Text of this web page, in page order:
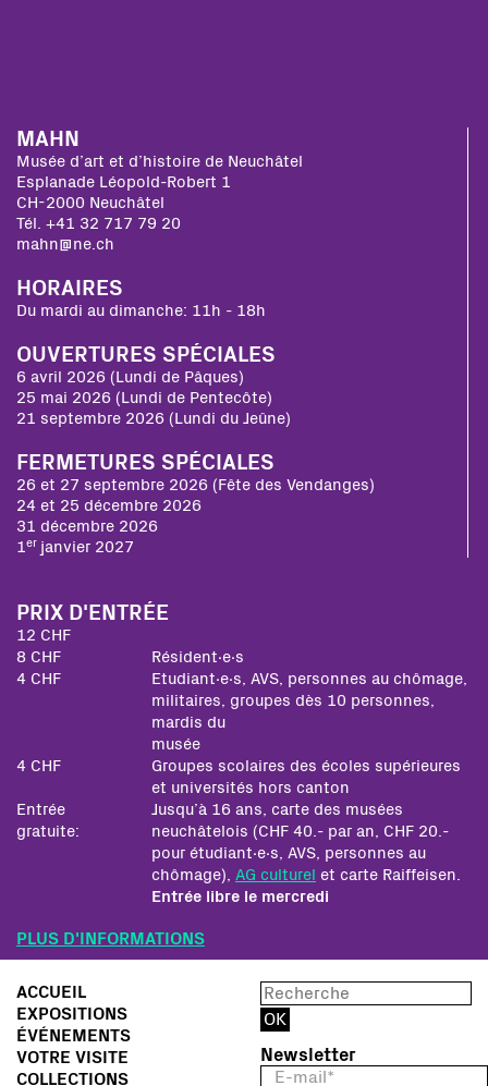
MAHN
Musée d’art et d’histoire de Neuchâtel
Esplanade Léopold-Robert 1
CH-2000 Neuchâtel
Tél. +41 32 717 79 20
mahn@ne.ch
HORAIRES
Du mardi au dimanche: 11h - 18h
OUVERTURES SPÉCIALES
6 avril 2026 (Lundi de Pâques)
25 mai 2026 (Lundi de Pentecôte)
21 septembre 2026 (Lundi du Jeûne)
FERMETURES SPÉCIALES
26 et 27 septembre 2026 (Fête des Vendanges)
24 et 25 décembre 2026
31 décembre 2026
1er janvier 2027
PRIX D'ENTRÉE
12 CHF
8 CHF
Résident∙e∙s
4 CHF
Etudiant∙e∙s, AVS, personnes au chômage,
militaires, groupes dès 10 personnes,
mardis du
musée
4 CHF
Groupes scolaires des écoles supérieures
et universités hors canton
Entrée
gratuite:
Jusqu’à 16 ans, carte des musées
neuchâtelois (CHF 40.- par an, CHF 20.-
pour étudiant∙e∙s, AVS, personnes au
chômage), AG culturel et carte Raiffeisen.
Entrée libre le mercredi
PLUS D'INFORMATIONS
ACCUEIL
EXPOSITIONS
ÉVÉNEMENTS
VOTRE VISITE
COLLECTIONS
Newsletter